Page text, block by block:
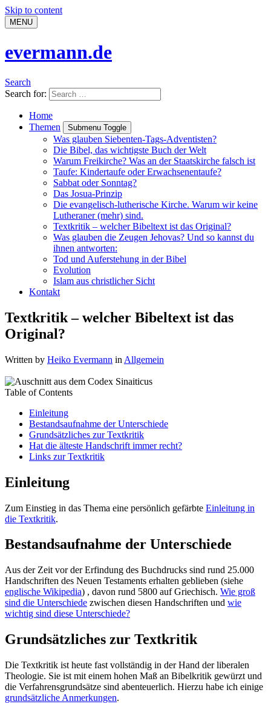
Skip to content
MENU
evermann.de
Search
Search for:
Home
Themen
Submenu Toggle
Was glauben Siebenten-Tags-Adventisten?
Die Bibel, das wichtigste Buch der Welt
Warum Freikirche? Was an der Staatskirche falsch ist
Taufe: Kindertaufe oder Erwachsenentaufe?
Sabbat oder Sonntag?
Das Josua-Prinzip
Die evangelisch-lutherische Kirche. Warum wir keine
Lutheraner (mehr) sind.
Textkritik – welcher Bibeltext ist das Original?
Was glauben die Zeugen Jehovas? Und so kannst du
ihnen antworten:
Tod und Auferstehung in der Bibel
Evolution
Islam aus christlicher Sicht
Kontakt
Textkritik – welcher Bibeltext ist das
Original?
Written by Heiko Evermann in Allgemein
Table of Contents
Einleitung
Bestandsaufnahme der Unterschiede
Grundsätzliches zur Textkritik
Hat die älteste Handschrift immer recht?
Links zur Textkritik
Einleitung
Zum Einstieg in das Thema eine persönlich gefärbte Einleitung in
die Textkritik.
Bestandsaufnahme der Unterschiede
Aus der Zeit vor der Erfindung des Buchdrucks sind rund 25.000
Handschriften des Neuen Testaments erhalten geblieben (siehe
englische Wikipedia) , davon rund 5800 auf Griechisch. Wie groß
sind die Unterschiede zwischen diesen Handschriften und wie
wichtig sind diese Unterschiede?
Grundsätzliches zur Textkritik
Die Textkritik ist heute fast vollständig in der Hand der liberalen
Theologie. Sie ist mit einem hohen Maß an Bibelkritik gewürzt und
die Verfahrensgrundsätze sind abenteuerlich. Hierzu habe ich einige
grundsätzliche Anmerkungen.